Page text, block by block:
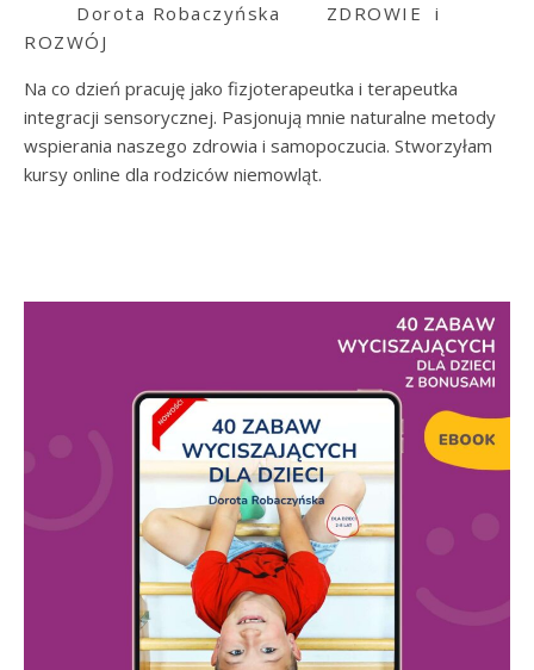
Dorota Robaczyńska ZDROWIE i
ROZWÓJ
Na co dzień pracuję jako fizjoterapeutka i terapeutka
integracji sensorycznej. Pasjonują mnie naturalne metody
wspierania naszego zdrowia i samopoczucia. Stworzyłam
kursy online dla rodziców niemowląt.